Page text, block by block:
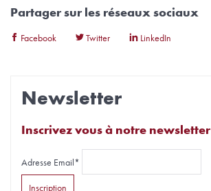
Partager sur les réseaux sociaux
Facebook Twitter LinkedIn
Newsletter
Inscrivez vous à notre newsletter
Adresse Email*